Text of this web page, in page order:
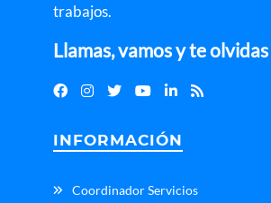
trabajos.
Llamas, vamos y te olvidas
INFORMACIÓN
Coordinador Servicios